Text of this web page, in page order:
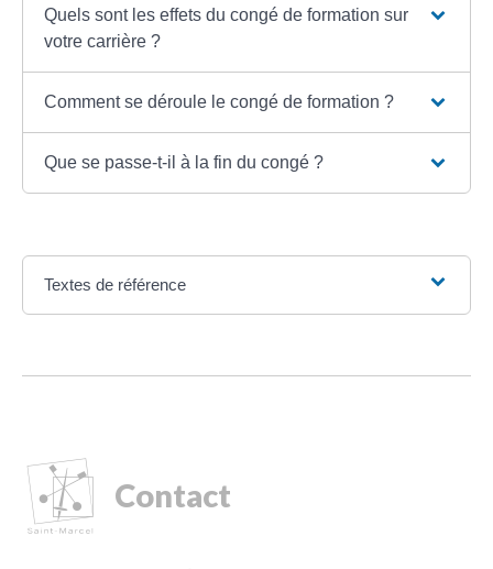
Quels sont les effets du congé de formation sur
votre carrière ?
Comment se déroule le congé de formation ?
Que se passe-t-il à la fin du congé ?
Textes de référence
Contact